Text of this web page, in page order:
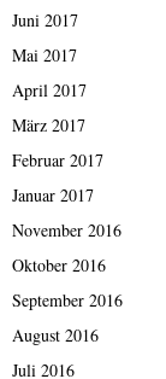
Juni 2017
Mai 2017
April 2017
März 2017
Februar 2017
Januar 2017
November 2016
Oktober 2016
September 2016
August 2016
Juli 2016